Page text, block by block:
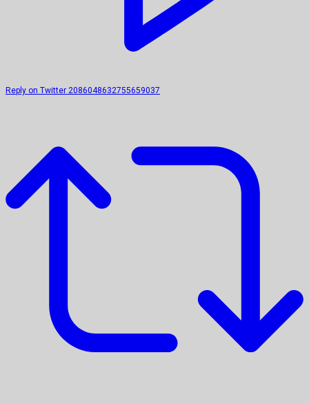
Reply on Twitter 2086048632755659037